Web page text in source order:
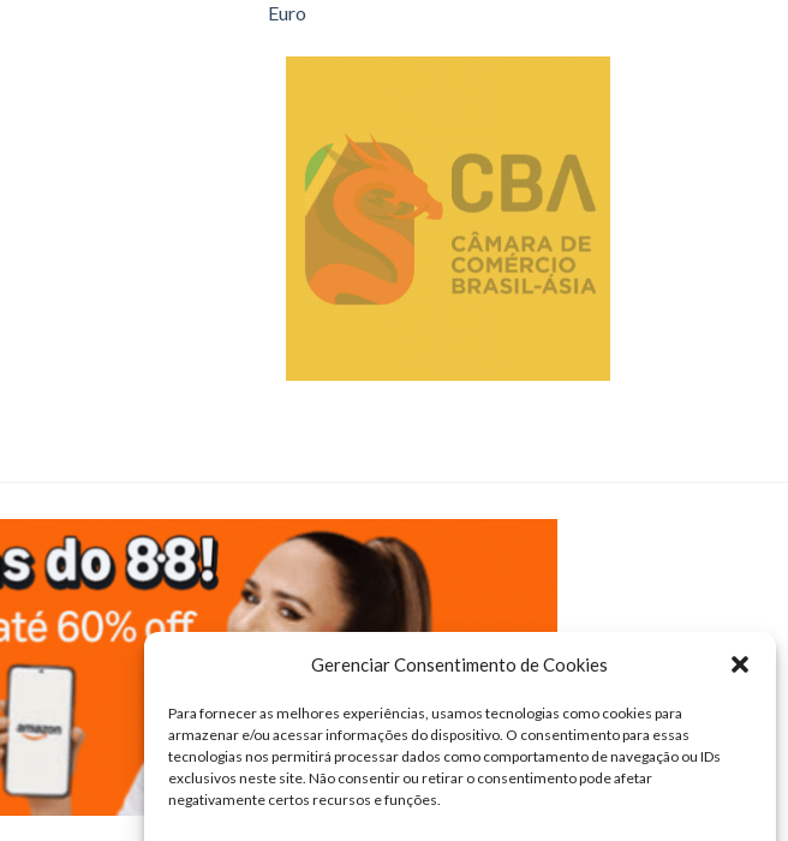
Gerenciar Consentimento de Cookies
Para fornecer as melhores experiências, usamos tecnologias como cookies para
armazenar e/ou acessar informações do dispositivo. O consentimento para essas
tecnologias nos permitirá processar dados como comportamento de navegação ou IDs
exclusivos neste site. Não consentir ou retirar o consentimento pode afetar
negativamente certos recursos e funções.
Euro